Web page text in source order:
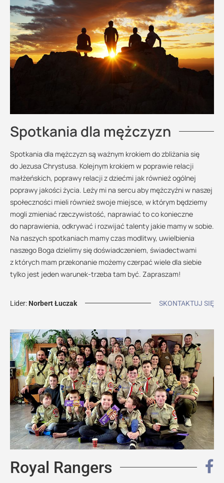
Spotkania dla mężczyzn
Spotkania dla mężczyzn są ważnym krokiem do zbliżania się
do Jezusa Chrystusa. Kolejnym krokiem w poprawie relacji
małżeńskich, poprawy relacji z dziećmi jak również ogólnej
poprawy jakości życia. Leży mi na sercu aby mężczyźni w naszej
społeczności mieli również swoje miejsce, w którym będziemy
mogli zmieniać rzeczywistość, naprawiać to co konieczne
do naprawienia, odkrywać i rozwijać talenty jakie mamy w sobie.
Na naszych spotkaniach mamy czas modlitwy, uwielbienia
naszego Boga dzielimy się doświadczeniem, świadectwami
z których mam przekonanie możemy czerpać wiele dla siebie
tylko jest jeden warunek-trzeba tam być. Zapraszam!
Lider: Norbert Łuczak SKONTAKTUJ SIĘ
Royal Rangers